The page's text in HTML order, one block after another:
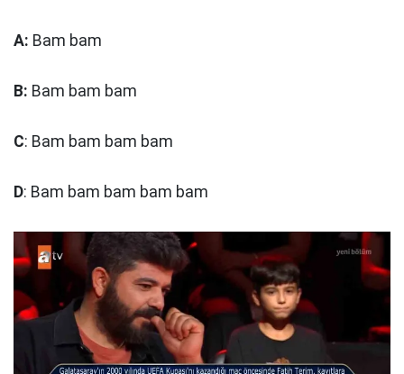
A: Bam bam
B: Bam bam bam
C: Bam bam bam bam
D: Bam bam bam bam bam